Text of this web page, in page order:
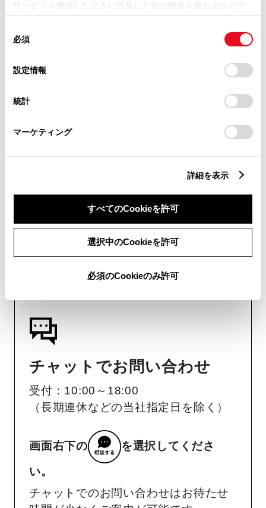
サービスを使用したときに収集した他の情報を組み合わせて
使用することがあります。当ウェブサイトの使用を続行する
デバイスにすべてのCookie(クッキー)が保存されることに同
意したことになります。Cookie(クッキー)のオプトアウト、
設定の変更、同意を撤回したりするにあたっては、当社の
「Cookie（クッキー）情報の取り扱いについて
」をご覧くだ
必須
設定情報
統計
マーケティング
詳細を表示
すべてのCookieを許可
選択中のCookieを許可
必須のCookieのみ許可
け工賃等の詳細情報（部品の販
売、取り付け等は販売店を窓口
にご相談いただけますと幸いで
す）
トヨタ販売店へのお問い合わせ
おクルマに関するお問い合わせ
は、自動車検査証（車検証）をご
用意いただくとスムーズな対応
が可能です。
リコール等情報はこちら
チャットでお問い合わせ
受付：10:00～18:00
（長期連休などの当社指定日を除く）
画面右下の を選択してくださ
い。
チャットでのお問い合わせはお待たせ